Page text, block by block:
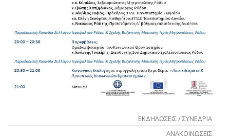
ΕΚΔΗΛΩΣΕΙΣ / ΣΥΝΕΔΡΙΑ
ΑΝΑΚΟΙΝΩΣΕΙΣ